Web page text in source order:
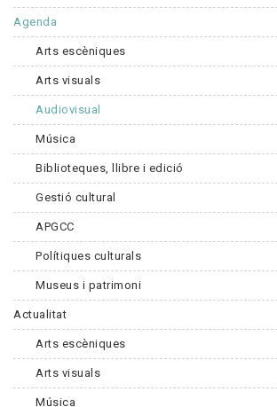
Agenda
Arts escèniques
Arts visuals
Audiovisual
Música
Biblioteques, llibre i edició
Gestió cultural
APGCC
Polítiques culturals
Museus i patrimoni
Actualitat
Arts escèniques
Arts visuals
Música